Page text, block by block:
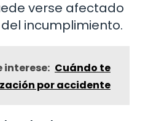
verse afectado
incumplimiento.
interese: Cuándo te
por accidente